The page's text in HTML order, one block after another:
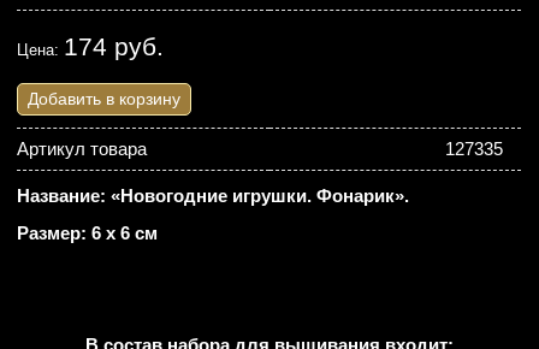
Цена: 174 руб.
Добавить в корзину
Артикул товара 127335
Название: «Новогодние игрушки. Фонарик».
Размер: 6 х 6 см
В состав набора для вышивания входит: